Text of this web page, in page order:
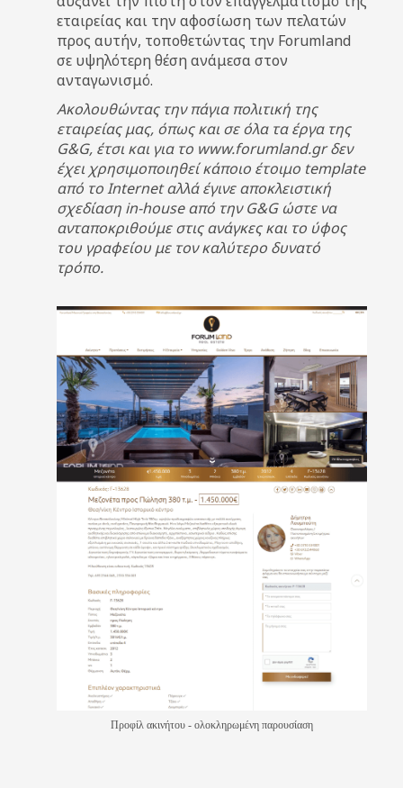
εταιρείας και την αφοσίωση των πελατών
προς αυτήν, τοποθετώντας την Forumland
σε υψηλότερη θέση ανάμεσα στον
ανταγωνισμό.
Ακολουθώντας την πάγια πολιτική της
εταιρείας μας, όπως και σε όλα τα έργα της
G&G, έτσι και για το www.forumland.gr δεν
έχει χρησιμοποιηθεί κάποιο έτοιμο template
από το Internet αλλά έγινε αποκλειστική
σχεδίαση in-house από την G&G ώστε να
ανταποκριθούμε στις ανάγκες και το ύφος
του γραφείου με τον καλύτερο δυνατό
τρόπο.
Προφίλ ακινήτου - ολοκληρωμένη παρουσίαση